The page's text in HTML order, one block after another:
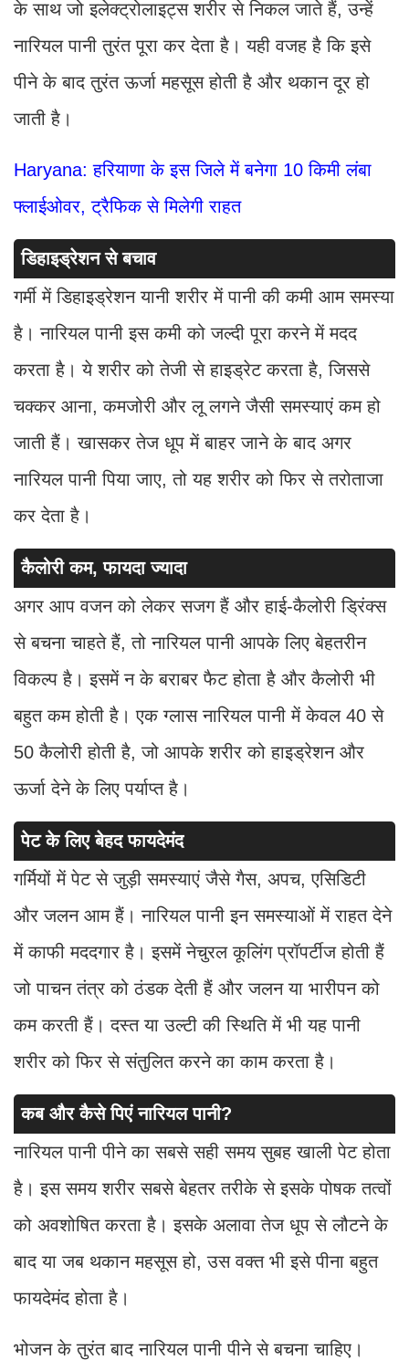
के साथ जो इलेक्ट्रोलाइट्स शरीर से निकल जाते हैं, उन्हें
नारियल पानी तुरंत पूरा कर देता है। यही वजह है कि इसे
पीने के बाद तुरंत ऊर्जा महसूस होती है और थकान दूर हो
जाती है।
Haryana: हरियाणा के इस जिले में बनेगा 10 किमी लंबा
फ्लाईओवर, ट्रैफिक से मिलेगी राहत
डिहाइड्रेशन से बचाव
गर्मी में डिहाइड्रेशन यानी शरीर में पानी की कमी आम समस्या
है। नारियल पानी इस कमी को जल्दी पूरा करने में मदद
करता है। ये शरीर को तेजी से हाइड्रेट करता है, जिससे
चक्कर आना, कमजोरी और लू लगने जैसी समस्याएं कम हो
जाती हैं। खासकर तेज धूप में बाहर जाने के बाद अगर
नारियल पानी पिया जाए, तो यह शरीर को फिर से तरोताजा
कर देता है।
कैलोरी कम, फायदा ज्यादा
अगर आप वजन को लेकर सजग हैं और हाई-कैलोरी ड्रिंक्स
से बचना चाहते हैं, तो नारियल पानी आपके लिए बेहतरीन
विकल्प है। इसमें न के बराबर फैट होता है और कैलोरी भी
बहुत कम होती है। एक ग्लास नारियल पानी में केवल 40 से
50 कैलोरी होती है, जो आपके शरीर को हाइड्रेशन और
ऊर्जा देने के लिए पर्याप्त है।
पेट के लिए बेहद फायदेमंद
गर्मियों में पेट से जुड़ी समस्याएं जैसे गैस, अपच, एसिडिटी
और जलन आम हैं। नारियल पानी इन समस्याओं में राहत देने
में काफी मददगार है। इसमें नेचुरल कूलिंग प्रॉपर्टीज होती हैं
जो पाचन तंत्र को ठंडक देती हैं और जलन या भारीपन को
कम करती हैं। दस्त या उल्टी की स्थिति में भी यह पानी
शरीर को फिर से संतुलित करने का काम करता है।
कब और कैसे पिएं नारियल पानी?
नारियल पानी पीने का सबसे सही समय सुबह खाली पेट होता
है। इस समय शरीर सबसे बेहतर तरीके से इसके पोषक तत्वों
को अवशोषित करता है। इसके अलावा तेज धूप से लौटने के
बाद या जब थकान महसूस हो, उस वक्त भी इसे पीना बहुत
फायदेमंद होता है।
भोजन के तुरंत बाद नारियल पानी पीने से बचना चाहिए।